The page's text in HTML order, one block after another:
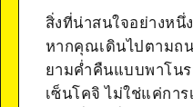
Google Maps
สิ่งที่น่าสนใจอย่างหนึ่
หากคุณเดินไปตามถ
ยามค่ำคืนแบบพาโน
เซ็นโคจิ ไม่ใช่แค่กา